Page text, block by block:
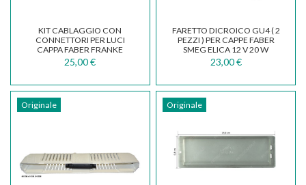
KIT CABLAGGIO CON
CONNETTORI PER LUCI
CAPPA FABER FRANKE
MAGICA 133.0157.415
25,00 €
FARETTO DICROICO GU4 ( 2
PEZZI ) PER CAPPE FABER
SMEG ELICA 12 V 20 W
44890WFL...
23,00 €
Originale Originale